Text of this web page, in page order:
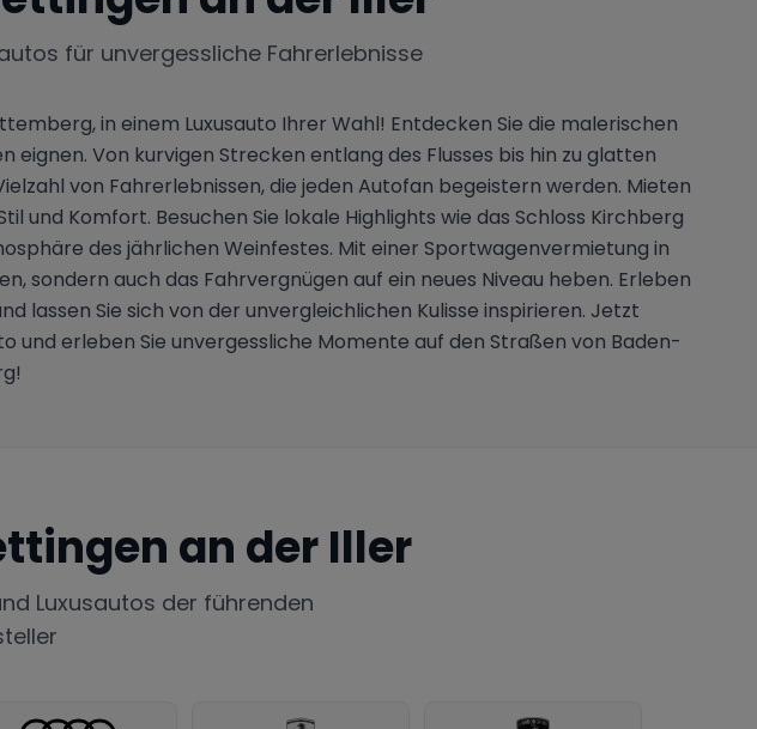
für unvergessliche Fahrerlebnisse
in einem Luxusauto Ihrer Wahl! Entdecken Sie die malerischen
Von kurvigen Strecken entlang des Flusses bis hin zu glatten
von Fahrerlebnissen, die jeden Autofan begeistern werden. Mieten
und Komfort. Besuchen Sie lokale Highlights wie das Schloss Kirchberg
des jährlichen Weinfestes. Mit einer Sportwagenvermietung in
sondern auch das Fahrvergnügen auf ein neues Niveau heben. Erleben
lassen Sie sich von der unvergleichlichen Kulisse inspirieren. Jetzt
erleben Sie unvergessliche Momente auf den Straßen von Baden-
an der Iller
Luxusautos der führenden